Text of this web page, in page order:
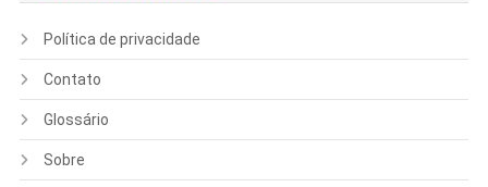
Política de privacidade
Contato
Glossário
Sobre